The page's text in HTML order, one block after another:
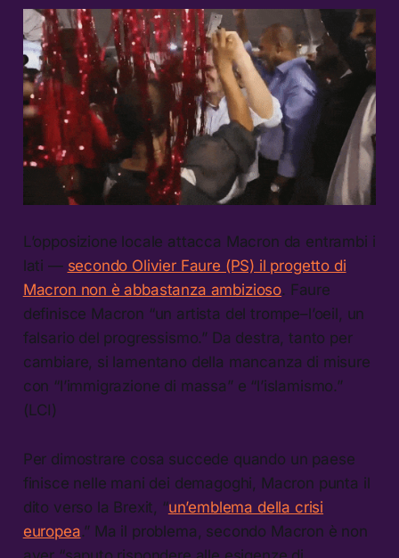
L’opposizione locale attacca Macron da entrambi i
lati — secondo Olivier Faure (PS) il progetto di
Macron non è abbastanza ambizioso. Faure
definisce Macron “un artista del trompe–l’oeil, un
falsario del progressismo.” Da destra, tanto per
cambiare, si lamentano della mancanza di misure
con “l’immigrazione di massa” e “l’islamismo.”
(LCI)
Per dimostrare cosa succede quando un paese
finisce nelle mani dei demagoghi, Macron punta il
dito verso la Brexit, “un’emblema della crisi
europea.” Ma il problema, secondo Macron è non